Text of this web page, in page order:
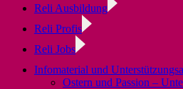
Reli Ausbildung
Reli Profis
Reli Jobs
Infomaterial und
Ostern und Passion –